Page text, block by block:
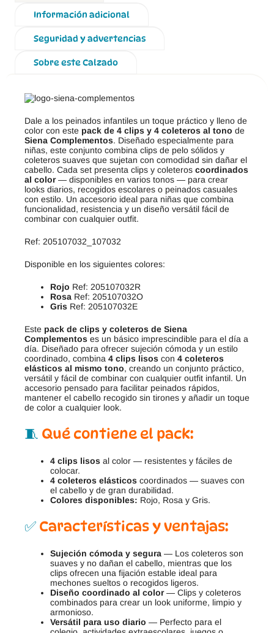
Información adicional
Seguridad y advertencias
Sobre este Calzado
Dale a los peinados infantiles un toque práctico y lleno de
color con este pack de 4 clips y 4 coleteros al tono de
Siena Complementos. Diseñado especialmente para
niñas, este conjunto combina clips de pelo sólidos y
coleteros suaves que sujetan con comodidad sin dañar el
cabello. Cada set presenta clips y coleteros coordinados
al color— disponibles en varios tonos — para crear
looks diarios, recogidos escolares o peinados casuales
con estilo. Un accesorio ideal para niñas que combina
funcionalidad, resistencia y un diseño versátil fácil de
combinar con cualquier outfit.
Ref: 205107032_107032
Disponible en los siguientes colores:
Rojo Ref: 205107032R
Rosa Ref: 205107032O
Gris Ref: 205107032E
Este pack de clips y coleteros de Siena
Complementos es un básico imprescindible para el día a
día. Diseñado para ofrecer sujeción cómoda y un estilo
coordinado, combina 4 clips lisos con 4 coleteros
elásticos al mismo tono, creando un conjunto práctico,
versátil y fácil de combinar con cualquier outfit infantil. Un
accesorio pensado para facilitar peinados rápidos,
mantener el cabello recogido sin tirones y añadir un toque
de color a cualquier look.
🧵 Qué contiene el pack:
4 clips lisos al color — resistentes y fáciles de
colocar.
4 coleteros elásticos coordinados — suaves con
el cabello y de gran durabilidad.
Colores disponibles: Rojo, Rosa y Gris.
✅ Características y ventajas:
Sujeción cómoda y segura — Los coleteros son
suaves y no dañan el cabello, mientras que los
clips ofrecen una fijación estable ideal para
mechones sueltos o recogidos ligeros.
Diseño coordinado al color— Clips y coleteros
combinados para crear un look uniforme, limpio y
armonioso.
Versátil para uso diario — Perfecto para el